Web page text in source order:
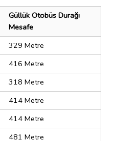
Güllük Otobüs Durağı
Mesafe
329 Metre
416 Metre
318 Metre
414 Metre
414 Metre
481 Metre